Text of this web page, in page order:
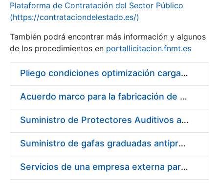
Mostrar/Ocultar
Plataforma de Contratación del Sector Público
(https://contrataciondelestado.es/)
También podrá encontrar más información y algunos
de los procedimientos en portallicitacion.fnmt.es
Pliego condiciones optimización cargas compras firmado
Acuerdo marco para la fabricación de piezas
Suministro de Protectores Auditivos a medida para las personas trabajadoras de los Centros de Trabajo de Madrid y Burgos
Suministro de gafas graduadas antiproyecciones para los trabajadores de la FNMT-RCM en los centros de trabajo de Madrid y Burgos
Servicios de una empresa externa para el asesoramiento y resolución de los recursos de alzada que se presentan relacionados con procesos de selección para la FNMT-RCM